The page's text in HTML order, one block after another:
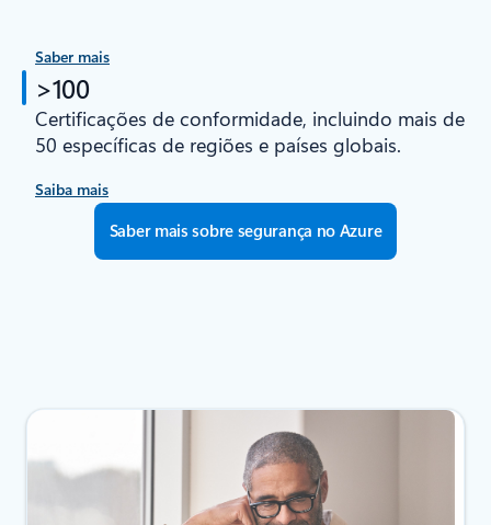
Saber mais
>100
Certificações de conformidade, incluindo mais de
50 específicas de regiões e países globais.
Saiba mais
Saber mais sobre segurança no Azure